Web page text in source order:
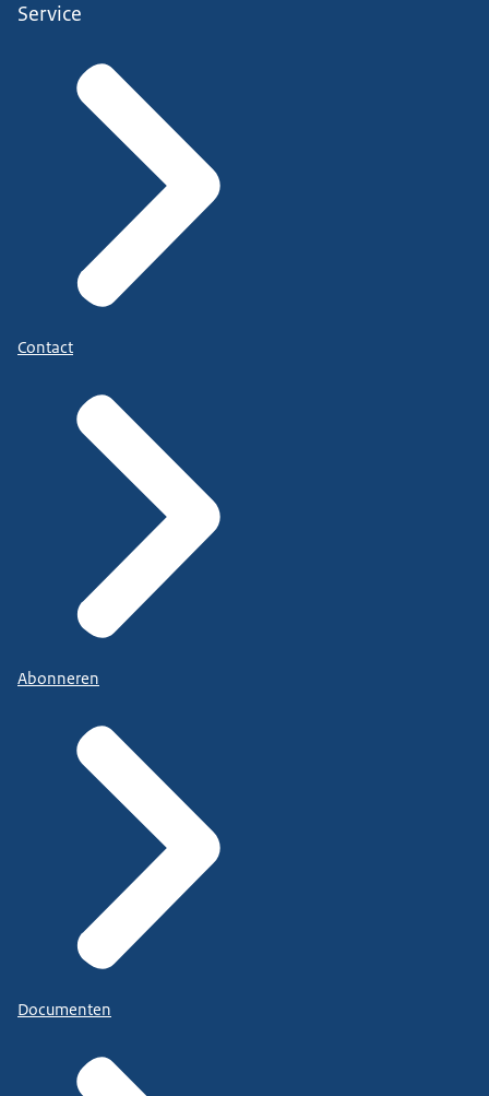
Service
Contact
Abonneren
Documenten